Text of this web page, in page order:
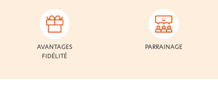
AVANTAGES
FIDÉLITÉ
PARRAINAGE